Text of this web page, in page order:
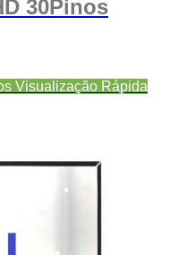
30Pinos
Visualização Rápida